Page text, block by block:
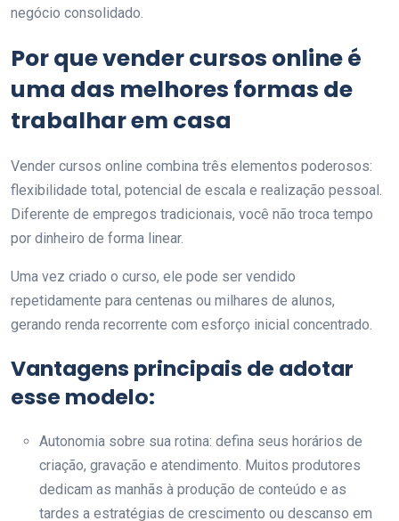
negócio consolidado.
Por que vender cursos online é
uma das melhores formas de
trabalhar em casa
Vender cursos online combina três elementos poderosos:
flexibilidade total, potencial de escala e realização pessoal.
Diferente de empregos tradicionais, você não troca tempo
por dinheiro de forma linear.
Uma vez criado o curso, ele pode ser vendido
repetidamente para centenas ou milhares de alunos,
gerando renda recorrente com esforço inicial concentrado.
Vantagens principais de adotar
esse modelo:
Autonomia sobre sua rotina: defina seus horários de
criação, gravação e atendimento. Muitos produtores
dedicam as manhãs à produção de conteúdo e as
tardes a estratégias de crescimento ou descanso em